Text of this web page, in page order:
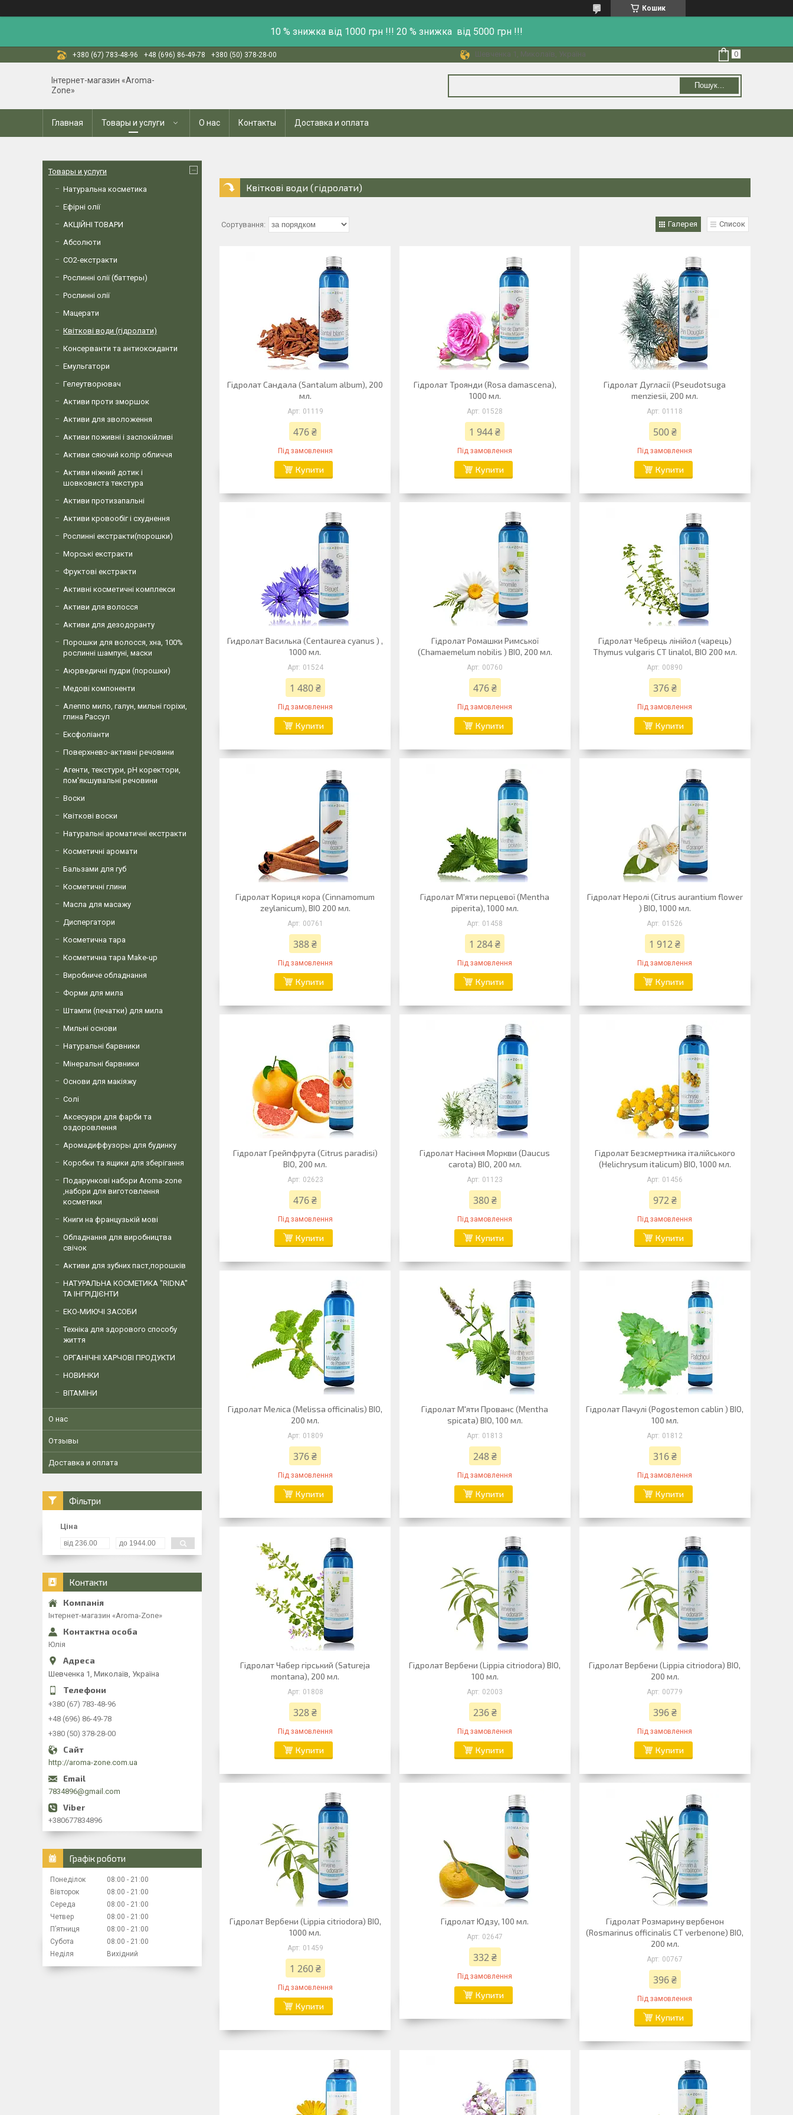
Кошик
10 % знижка від 1000 грн !!! 20 % знижка від 5000 грн !!!
+380 (67) 783-48-96 +48 (696) 86-49-78 +380 (50) 378-28-00 Шевченка 1, Миколаїв, Україна
Інтернет-магазин «Aroma-
Zone»
Пошук...
Главная Товары и услуги О нас Контакты Доставка и оплата
Квіткові води (гідролати)
Галерея Список
Гідролат Сандала (Santalum album), 200
мл.
01119
476 ₴
Під замовлення
Купити
Гідролат Троянди (Rosa damascena),
1000 мл.
01528
1 944 ₴
Під замовлення
Купити
Гідролат Дугласії (Pseudotsuga
menziesii, 200 мл.
01118
500 ₴
Під замовлення
Купити
Гидролат Василька (Centaurea cyanus ) ,
1000 мл.
01524
1 480 ₴
Під замовлення
Купити
Гідролат Ромашки Римської
(Chamaemelum nobilis ) ВIO, 200 мл.
00760
476 ₴
Під замовлення
Купити
Гідролат Чебрець лінійол (чарець)
Thymus vulgaris CT linalol, BIO 200 мл.
00890
376 ₴
Під замовлення
Купити
Гідролат Кориця кора (Cinnamomum
zeylanicum), BIO 200 мл.
00761
388 ₴
Під замовлення
Купити
Гідролат М'яти перцевої (Mentha
piperita), 1000 мл.
01458
1 284 ₴
Під замовлення
Купити
Гідролат Неролі (Citrus aurantium flower
) BIO, 1000 мл.
01526
1 912 ₴
Під замовлення
Купити
Гідролат Грейпфрута (Citrus paradisi)
BIO, 200 мл.
02623
476 ₴
Під замовлення
Купити
Гідролат Насіння Моркви (Daucus
carota) BIO, 200 мл.
01123
380 ₴
Під замовлення
Купити
Гідролат Безсмертника італійського
(Helichrysum italicum) BIO, 1000 мл.
01456
972 ₴
Під замовлення
Купити
Гідролат Меліса (Melissa officinalis) BIO,
200 мл.
01809
376 ₴
Під замовлення
Купити
Гідролат М'яти Прованс (Mentha
spicata) BIO, 100 мл.
01813
248 ₴
Під замовлення
Купити
Гідролат Пачулі (Pogostemon cablin ) BIO,
100 мл.
01812
316 ₴
Під замовлення
Купити
Гідролат Чабер гірський (Satureja
montana), 200 мл.
01808
328 ₴
Під замовлення
Купити
Гідролат Вербени (Lippia citriodora) BIO,
100 мл.
02003
236 ₴
Під замовлення
Купити
Гідролат Вербени (Lippia citriodora) BIO,
200 мл.
00779
396 ₴
Під замовлення
Купити
Гідролат Вербени (Lippia citriodora) BIO,
1000 мл.
01459
1 260 ₴
Під замовлення
Купити
Гідролат Юдзу, 100 мл.
02647
332 ₴
Під замовлення
Купити
Гідролат Розмарину вербенон
(Rosmarinus officinalis CT verbenone) BIO,
200 мл.
00767
396 ₴
Під замовлення
Купити
Товары и услуги
Натуральна косметика
Ефірні олії
АКЦІЙНІ ТОВАРИ
Абсолюти
СО2-екстракти
Рослинні олії (баттеры)
Рослинні олії
Мацерати
Квіткові води (гідролати)
Консерванти та антиоксиданти
Емульгатори
Гелеутворювач
Активи проти зморшок
Активи для зволоження
Активи поживні і заспокійливі
Активи сяючий колір обличчя
Активи ніжний дотик і
шовковиста текстура
Активи протизапальні
Активи кровообіг і схуднення
Рослинні екстракти(порошки)
Морські екстракти
Фруктові екстракти
Активні косметичні комплекси
Активи для волосся
Активи для дезодоранту
Порошки для волосся, хна, 100%
рослинні шампуні, маски
Аюрведичні пудри (порошки)
Медові компоненти
Алеппо мило, галун, мильні горіхи,
глина Рассул
Ексфоліанти
Поверхнево-активні речовини
Агенти, текстури, рН коректори,
пом'якшувальні речовини
Воски
Квіткові воски
Натуральні ароматичні екстракти
Косметичні аромати
Бальзами для губ
Косметичні глини
Масла для масажу
Диспергатори
Косметична тара
Косметична тара Make-up
Виробниче обладнання
Форми для мила
Штампи (печатки) для мила
Мильні основи
Натуральні барвники
Мінеральні барвники
Основи для макіяжу
Солі
Аксесуари для фарби та
оздоровлення
Аромадиффузоры для будинку
Коробки та ящики для зберігання
Подарункові набори Aroma-zone
,набори для виготовлення
косметики
Книги на французькій мові
Обладнання для виробництва
свічок
Активи для зубних паст,порошків
НАТУРАЛЬНА КОСМЕТИКА "RIDNA"
ТА ІНГРІДІЄНТИ
ЕКО-МИЮЧІ ЗАСОБИ
Техніка для здорового способу
життя
ОРГАНІЧНІ ХАРЧОВІ ПРОДУКТИ
НОВИНКИ
ВІТАМІНИ
О нас
Отзывы
Доставка и оплата
Фільтри
Ціна
Контакти
Інтернет-магазин «Aroma-Zone»
Юлія
Шевченка 1, Миколаїв, Україна
+380 (67) 783-48-96
+48 (696) 86-49-78
+380 (50) 378-28-00
http://aroma-zone.com.ua
7834896@gmail.com
+380677834896
Графік роботи
Понеділок 08:00
21:00
Вівторок
08:00
21:00
Середа
08:00
21:00
Четвер
08:00
21:00
Пʼятниця
08:00
21:00
Субота
08:00
21:00
Неділя
Вихідний